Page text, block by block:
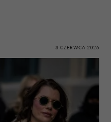
3 CZERWCA 2026